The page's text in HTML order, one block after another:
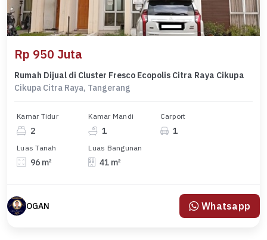
Rp 950 Juta
Rumah Dijual di Cluster Fresco Ecopolis Citra Raya Cikupa
Cikupa Citra Raya, Tangerang
Kamar Tidur
2
Kamar Mandi
1
Carport
1
Luas Tanah
96 m²
Luas Bangunan
41 m²
OGAN Whatsapp